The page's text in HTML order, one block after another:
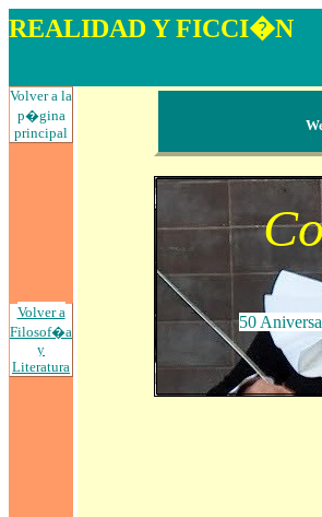
REALIDADY FICCI�N
Volver a la
p�gina
principal
Volver a
Filosof�a
y
Literatura
50